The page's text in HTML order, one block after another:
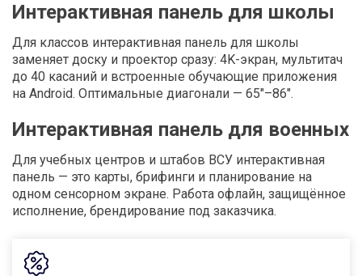
Интерактивная панель для школы
Для классов интерактивная панель для школы
заменяет доску и проектор сразу: 4K-экран, мультитач
до 40 касаний и встроенные обучающие приложения
на Android. Оптимальные диагонали — 65″–86″.
Интерактивная панель для военных
Для учебных центров и штабов ВСУ интерактивная
панель — это карты, брифинги и планирование на
одном сенсорном экране. Работа офлайн, защищённое
исполнение, брендирование под заказчика.